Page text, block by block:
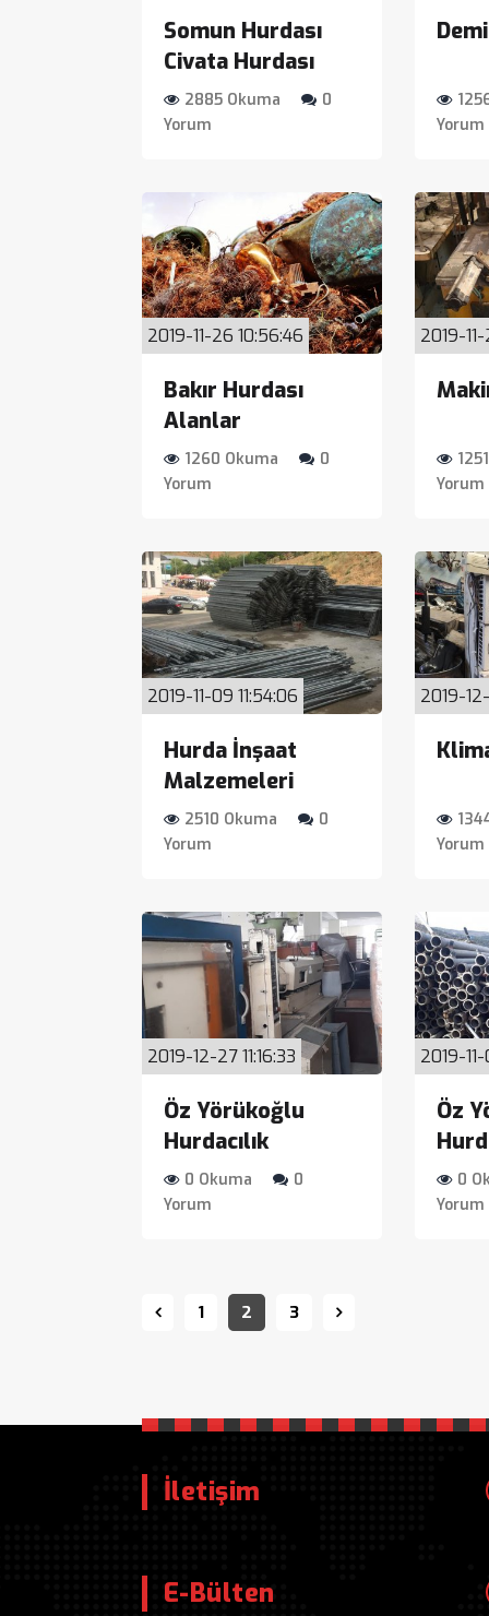
Somun Hurdası
Civata Hurdası
2885 Okuma
0
Yorum
Yorum
2019-11-26 10:56:46
Bakır Hurdası
Alanlar
1260 Okuma
0
Yorum
2019-
Yorum
2019-11-09 11:54:06
Hurda İnşaat
Malzemeleri
2510 Okuma
0
Yorum
2019-
Yorum
2019-12-27 11:16:33
Öz Yörükoğlu
Hurdacılık
0 Okuma
0
Yorum
2019-
Öz
0
Yorum
1 2 3
İletişim
E-Bülten